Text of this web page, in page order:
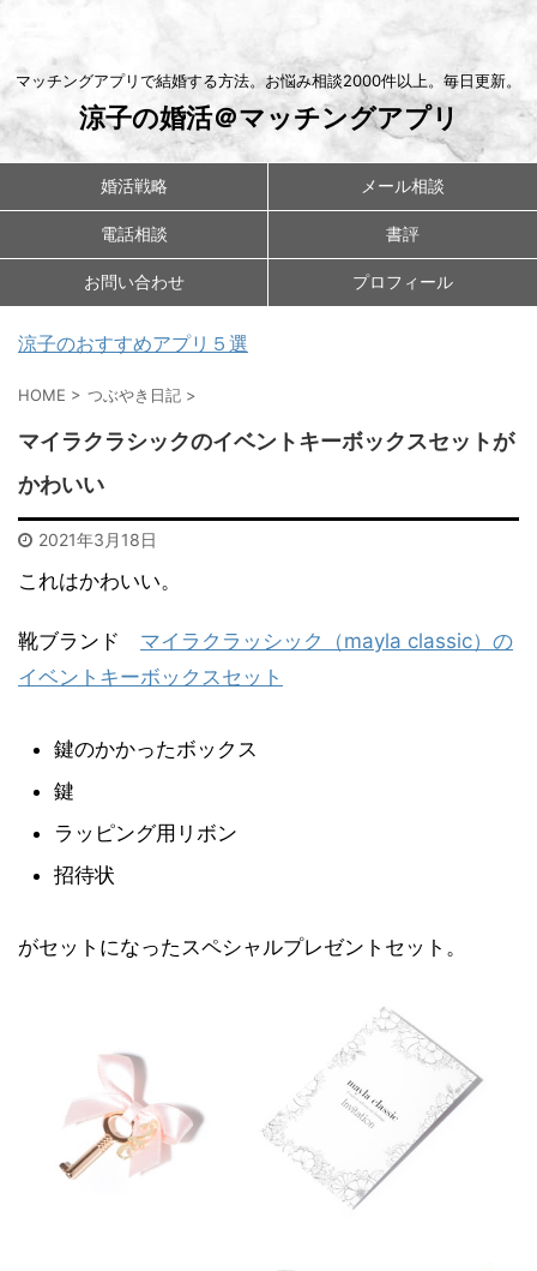
マッチングアプリで結婚する方法。お悩み相談2000件以上。毎日更新。
涼子の婚活＠マッチングアプリ
婚活戦略 メール相談
電話相談 書評
お問い合わせ プロフィール
涼子のおすすめアプリ５選
HOME > つぶやき日記 >
マイラクラシックのイベントキーボックスセットが
かわいい
2021年3月18日
これはかわいい。
靴ブランド マイラクラッシック（mayla classic）の
イベントキーボックスセット
鍵のかかったボックス
鍵
ラッピング用リボン
招待状
がセットになったスペシャルプレゼントセット。